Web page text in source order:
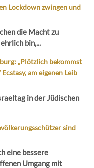
Lockdown zwingen und
die Macht zu
bin,...
„Plötzlich bekommst
am eigenen Leib
in der Jüdischen
sind
eine bessere
Umgang mit